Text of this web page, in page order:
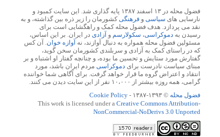
فضول محله در ۱۳ اسفند ۱۳۸۷ پایه گذاری شد. این سایت کمبود و
نارسایی های سیاسی و فرهنگیکشورمان را زیر ذره بین گذاشته، و به
نقد می پردازد. هدف فضول محله کمک و راهگشایی است برای
رسیدن به دموکراسی، سکولارسم و آزادی در ایران. بر این اساس،
مسئولین فضول محله همواره به دنبال آوازند، نه آوازه خوان. آن کس
که در راستای کمک به آزادی و سربلندی کشورمان سخن گوید،
گفتارش مورد ستایش و تحسین ما بوده، و چنانچه گفتار او اشتباه و بر
مبنای سیاست نادرست برای دموکراسی مردم ایران باشد، مورد
انتقاد و اعتراض گروه ما قرار خواهد گرفت. برای آگاهی شما خواننده
گرامی، همه روزه بیشتر از ۱۰،۰۰۰ نفر از این سایت دیدن می کنند.
فضول محله © ۱۳۹۳-۱۳۸۷ -
Cookie Policy
This work is licensed under a Creative Commons Attribution-
NonCommercial-NoDerivs 3.0 Unported